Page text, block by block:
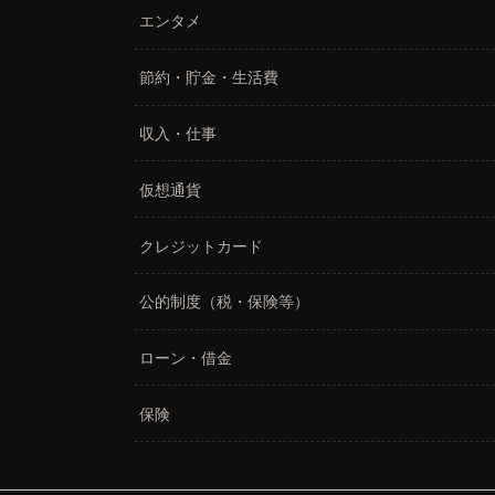
エンタメ
節約・貯金・生活費
収入・仕事
仮想通貨
クレジットカード
公的制度（税・保険等）
ローン・借金
保険